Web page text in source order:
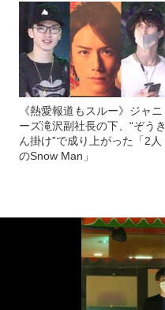
《熱愛報道もスルー》ジャニ
ーズ滝沢副社長の下、“ぞうき
ん掛け”で成り上がった「2人
のSnow Man」